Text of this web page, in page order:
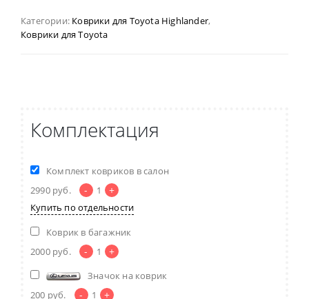
Категории: Коврики для Toyota Highlander,
Коврики для Toyota
Комплектация
Комплект ковриков в салон
2990 руб. - 1 +
Купить по отдельности
Коврик в багажник
2000 руб. - 1 +
Значок на коврик
200 руб. - 1 +